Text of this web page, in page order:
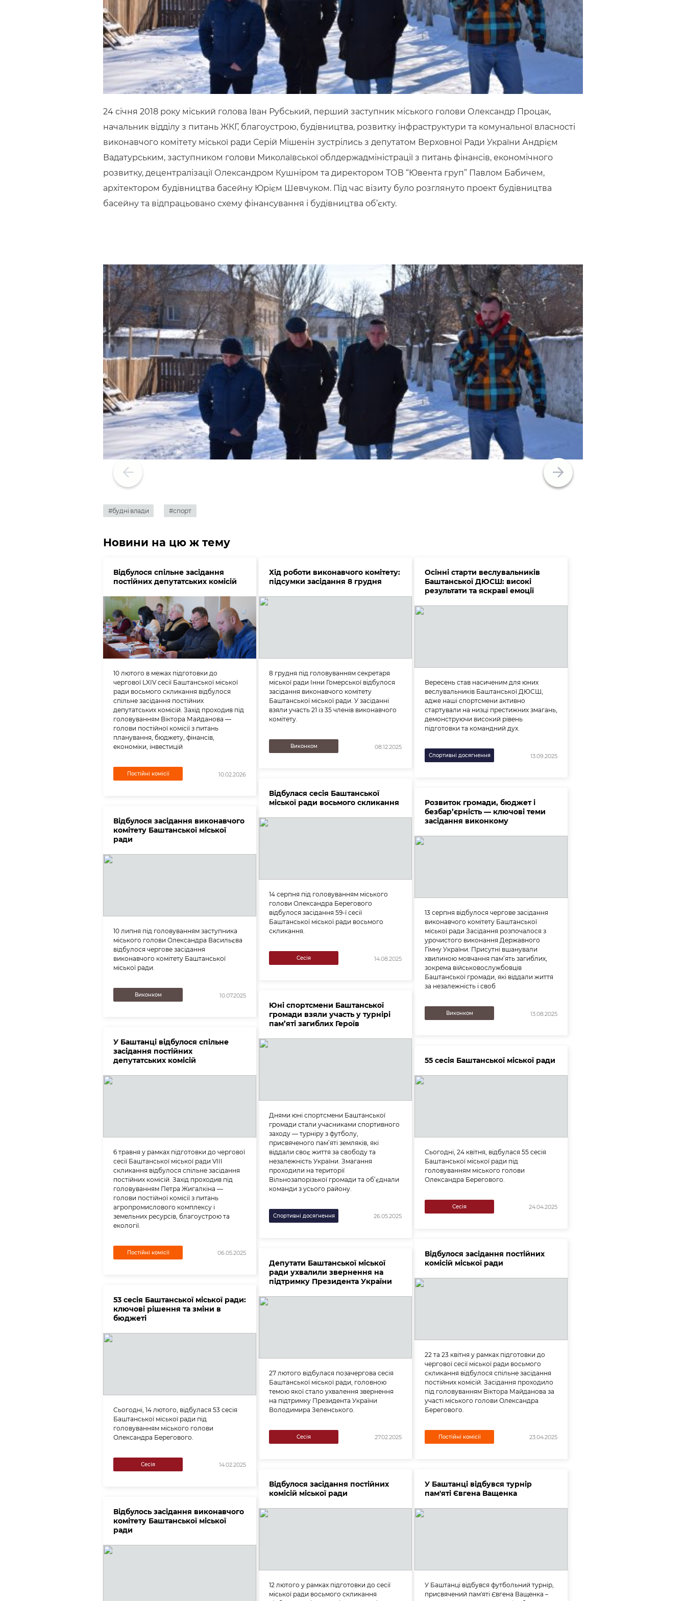
24 січня 2018 року міський голова Іван Рубський, перший заступник міського голови Олександр Процак,
начальник відділу з питань ЖКГ, благоустрою, будівництва, розвитку інфраструктури та комунальної власності
виконавчого комітету міської ради Серій Мішенін зустрілись з депутатом Верховної Ради України Андрієм
Вадатурським, заступником голови Миколаївської облдержадміністрації з питань фінансів, економічного
розвитку, децентралізації Олександром Кушніром та директором ТОВ “Ювента груп” Павлом Бабичем,
архітектором будівництва басейну Юрієм Шевчуком. Під час візиту було розглянуто проект будівництва
басейну та відпрацьовано схему фінансування і будівництва об’єкту.
#будні влади #спорт
Новини на цю ж тему
Відбулося спільне засідання
постійних депутатських комісій
10 лютого в межах підготовки до
чергової LXIV сесії Баштанської міської
ради восьмого скликання відбулося
спільне засідання постійних
депутатських комісій. Захід проходив під
головуванням Віктора Майданова —
голови постійної комісії з питань
планування, бюджету, фінансів,
економіки, інвестицій
Постійні комісії 10.02.2026
Хід роботи виконавчого комітету:
підсумки засідання 8 грудня
8 грудня під головуванням секретаря
міської ради Інни Гомерської відбулося
засідання виконавчого комітету
Баштанської міської ради. У засіданні
взяли участь 21 із 35 членів виконавчого
комітету.
Виконком 08.12.2025
Осінні старти веслувальників
Баштанської ДЮСШ: високі
результати та яскраві емоції
Вересень став насиченим для юних
веслувальників Баштанської ДЮСШ,
адже наші спортсмени активно
стартували на низці престижних змагань,
демонструючи високий рівень
підготовки та командний дух.
Спортивні досягнення 13.09.2025
Відбулася сесія Баштанської
міської ради восьмого скликання
14 серпня під головуванням міського
голови Олександра Берегового
відбулося засідання 59-ї сесії
Баштанської міської ради восьмого
скликання.
Сесія 14.08.2025
Розвиток громади, бюджет і
безбар’єрність — ключові теми
засідання виконкому
13 серпня відбулося чергове засідання
виконавчого комітету Баштанської
міської ради Засідання розпочалося з
урочистого виконання Державного
Гімну України. Присутні вшанували
хвилиною мовчання пам’ять загиблих,
зокрема військовослужбовців
Баштанської громади, які віддали життя
за незалежність і своб
Виконком 13.08.2025
Відбулося засідання виконавчого
комітету Баштанської міської
ради
10 липня під головуванням заступника
міського голови Олександра Васильєва
відбулося чергове засідання
виконавчого комітету Баштанської
міської ради.
Виконком 10.07.2025
Юні спортсмени Баштанської
громади взяли участь у турнірі
пам’яті загиблих Героїв
Днями юні спортсмени Баштанської
громади стали учасниками спортивного
заходу — турніру з футболу,
присвяченого пам’яті земляків, які
віддали своє життя за свободу та
незалежність України. Змагання
проходили на території
Вільнозапорізької громади та об’єднали
команди з усього району.
Спортивні досягнення 26.05.2025
У Баштанці відбулося спільне
засідання постійних
депутатських комісій
6 травня у рамках підготовки до чергової
сесії Баштанської міської ради VIII
скликання відбулося спільне засідання
постійних комісій. Захід проходив під
головуванням Петра Жигалкіна —
голови постійної комісії з питань
агропромислового комплексу і
земельних ресурсів, благоустрою та
екології.
Постійні комісії 06.05.2025
55 сесія Баштанської міської ради
Сьогодні, 24 квітня, відбулася 55 сесія
Баштанської міської ради під
головуванням міського голови
Олександра Берегового.
Сесія 24.04.2025
Відбулося засідання постійних
комісій міської ради
22 та 23 квітня у рамках підготовки до
чергової сесії міської ради восьмого
скликання відбулося спільне засідання
постійних комісій. Засідання проходило
під головуванням Віктора Майданова за
участі міського голови Олександра
Берегового.
Постійні комісії 23.04.2025
Депутати Баштанської міської
ради ухвалили звернення на
підтримку Президента України
27 лютого відбулася позачергова сесія
Баштанської міської ради, головною
темою якої стало ухвалення звернення
на підтримку Президента України
Володимира Зеленського.
Сесія 27.02.2025
53 сесія Баштанської міської ради:
ключові рішення та зміни в
бюджеті
Сьогодні, 14 лютого, відбулася 53 сесія
Баштанської міської ради під
головуванням міського голови
Олександра Берегового.
Сесія 14.02.2025
Відбулося засідання постійних
комісій міської ради
12 лютого у рамках підготовки до сесії
міської ради восьмого скликання
У Баштанці відбувся турнір
пам'яті Євгена Ващенка
У Баштанці відбувся футбольний турнір,
присвячений пам'яті Євгена Ващенка –
Відбулось засідання виконавчого
комітету Баштанської міської
ради